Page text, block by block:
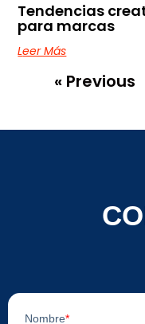
Tendencias
para marcas
Leer Más
« Previous